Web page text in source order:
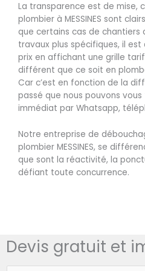
La transparence est de mise,
plombier à MESSINES sont
que certains cas de chantiers
travaux plus spécifiques, il est
prix en affichant une grille
différent que ce soit en
Car c’est en fonction de la
passé que nous pouvons vous
immédiat par Whatsapp,
Notre entreprise de
plombier MESSINES, se
que sont la réactivité, la
défiant toute concurrence.
Devis gratuit et